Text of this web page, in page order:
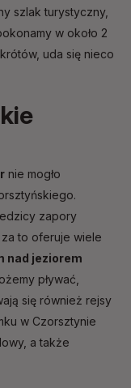
szlak turystyczny,
w około 2
uda się nieco
nie mogło
zapory
to oferuje wiele
nad jeziorem
pływać,
się również rejsy
w Czorsztynie
a także